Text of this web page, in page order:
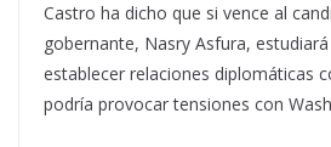
Castro ha dicho que si vence al
gobernante, Nasry Asfura,
establecer relaciones diplomáticas
podría provocar tensiones con